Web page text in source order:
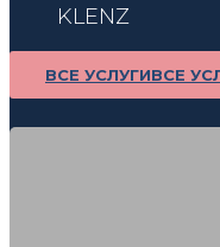
KLENZ
ВСЕ УСЛУГИВСЕ